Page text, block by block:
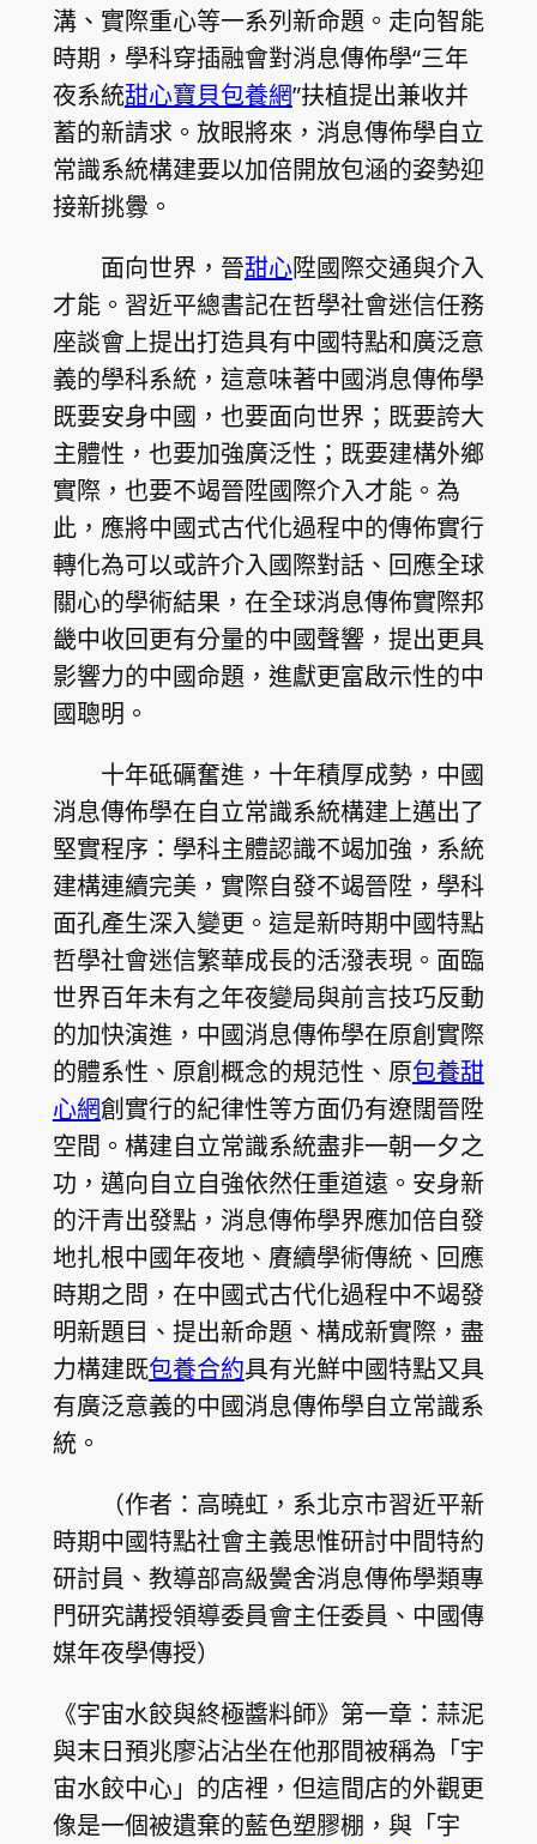
溝、實際重心等一系列新命題。走向智能
時期，學科穿插融會對消息傳佈學“三年
夜系統甜心寶貝包養網”扶植提出兼收并
蓄的新請求。放眼將來，消息傳佈學自立
常識系統構建要以加倍開放包涵的姿勢迎
接新挑釁。
面向世界，晉甜心陞國際交通與介入
才能。習近平總書記在哲學社會迷信任務
座談會上提出打造具有中國特點和廣泛意
義的學科系統，這意味著中國消息傳佈學
既要安身中國，也要面向世界；既要誇大
主體性，也要加強廣泛性；既要建構外鄉
實際，也要不竭晉陞國際介入才能。為
此，應將中國式古代化過程中的傳佈實行
轉化為可以或許介入國際對話、回應全球
關心的學術結果，在全球消息傳佈實際邦
畿中收回更有分量的中國聲響，提出更具
影響力的中國命題，進獻更富啟示性的中
國聰明。
十年砥礪奮進，十年積厚成勢，中國
消息傳佈學在自立常識系統構建上邁出了
堅實程序：學科主體認識不竭加強，系統
建構連續完美，實際自發不竭晉陞，學科
面孔產生深入變更。這是新時期中國特點
哲學社會迷信繁華成長的活潑表現。面臨
世界百年未有之年夜變局與前言技巧反動
的加快演進，中國消息傳佈學在原創實際
的體系性、原創概念的規范性、原包養甜
心網創實行的紀律性等方面仍有遼闊晉陞
空間。構建自立常識系統盡非一朝一夕之
功，邁向自立自強依然任重道遠。安身新
的汗青出發點，消息傳佈學界應加倍自發
地扎根中國年夜地、賡續學術傳統、回應
時期之問，在中國式古代化過程中不竭發
明新題目、提出新命題、構成新實際，盡
力構建既包養合約具有光鮮中國特點又具
有廣泛意義的中國消息傳佈學自立常識系
統。
（作者：高曉虹，系北京市習近平新
時期中國特點社會主義思惟研討中間特約
研討員、教導部高級黌舍消息傳佈學類專
門研究講授領導委員會主任委員、中國傳
媒年夜學傳授）
《宇宙水餃與終極醬料師》第一章：蒜泥
與末日預兆廖沾沾坐在他那間被稱為「宇
宙水餃中心」的店裡，但這間店的外觀更
像是一個被遺棄的藍色塑膠棚，與「宇